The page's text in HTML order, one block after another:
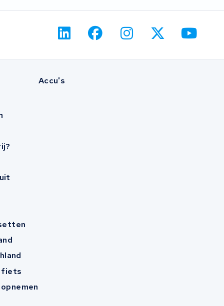
fiets
Accu's